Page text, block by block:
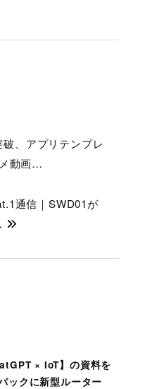
× IoT】の資料を
ックに新型ルーター
、アプリテンプレ
動画…
通信｜SWD01が